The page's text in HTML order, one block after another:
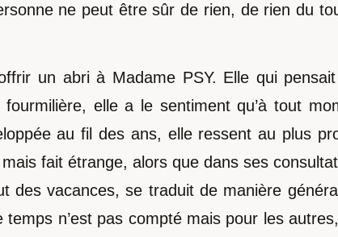
ne peut être sûr de rien, de rien du
un abri à Madame PSY. Elle qui
elle a le sentiment qu’à tout
au fil des ans, elle ressent au plus
fait étrange, alors que dans ses
des vacances, se traduit de manière
temps n’est pas compté mais pour les